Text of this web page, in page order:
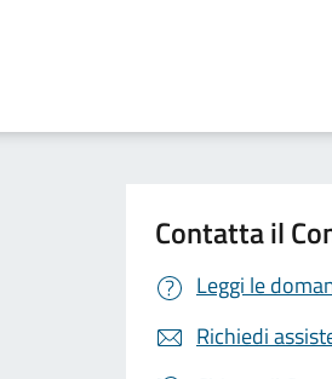
Contatta il
Leggi le
Richiedi